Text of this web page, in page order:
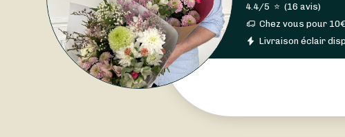
4.4/5 ⭐ (16 avis)
Chez vous pour 10€
Livraison éclair